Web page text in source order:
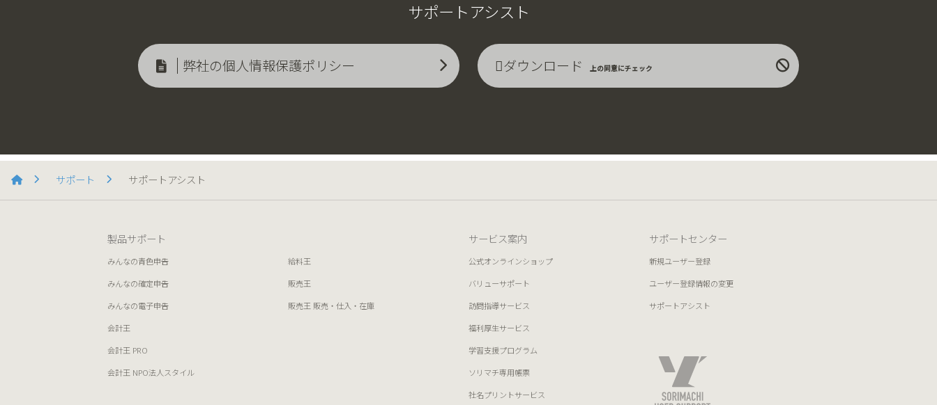
サポートアシスト
弊社の個人情報保護ポリシー ダウンロード 上の同意にチェック
サポート サポートアシスト
製品サポート
みんなの青色申告
みんなの確定申告
みんなの電子申告
会計王
会計王 PRO
会計王 NPO法人スタイル
給料王
販売王
販売王 販売・仕入・在庫
サービス案内
公式オンラインショップ
バリューサポート
訪問指導サービス
福利厚生サービス
学習支援プログラム
ソリマチ専用帳票
社名プリントサービス
サポートセンター
新規ユーザー登録
ユーザー登録情報の変更
サポートアシスト